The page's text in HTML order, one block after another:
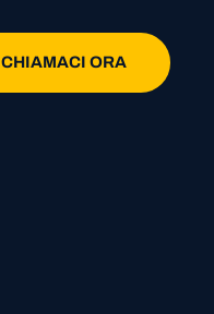
CHIAMACI ORA